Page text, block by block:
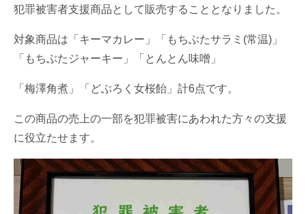
犯罪被害者支援商品として販売することとなりました。
対象商品は「キーマカレー」「もちぶたサラミ(常温)」
「もちぶたジャーキー」「とんとん味噌」
「梅澤角煮」「どぶろく女桜飴」計6点です。
この商品の売上の一部を犯罪被害にあわれた方々の支援
に役立たせます。